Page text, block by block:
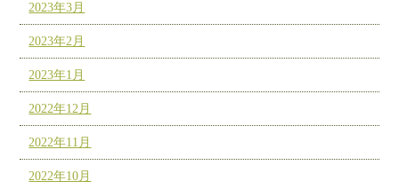
2023年3月
2023年2月
2023年1月
2022年12月
2022年11月
2022年10月